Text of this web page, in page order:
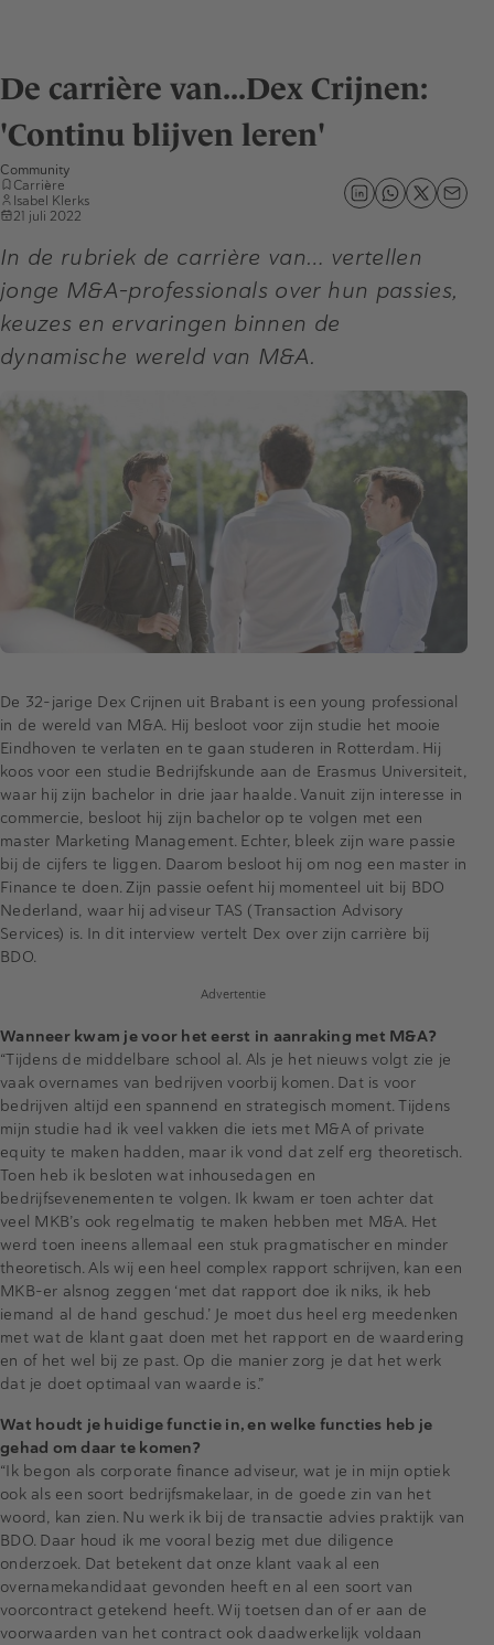
De carrière van...Dex Crijnen:
'Continu blijven leren'
Community
Carrière
Isabel Klerks
21 juli 2022
In de rubriek de carrière van… vertellen
jonge M&A-professionals over hun passies,
keuzes en ervaringen binnen de
dynamische wereld van M&A.
De 32-jarige Dex Crijnen uit Brabant is een young professional
in de wereld van M&A. Hij besloot voor zijn studie het mooie
Eindhoven te verlaten en te gaan studeren in Rotterdam. Hij
koos voor een studie Bedrijfskunde aan de Erasmus Universiteit,
waar hij zijn bachelor in drie jaar haalde. Vanuit zijn interesse in
commercie, besloot hij zijn bachelor op te volgen met een
master Marketing Management. Echter, bleek zijn ware passie
bij de cijfers te liggen. Daarom besloot hij om nog een master in
Finance te doen. Zijn passie oefent hij momenteel uit bij BDO
Nederland, waar hij adviseur TAS (Transaction Advisory
Services) is. In dit interview vertelt Dex over zijn carrière bij
BDO.
Advertentie
Wanneer kwam je voor het eerst in aanraking met M&A?
“Tijdens de middelbare school al. Als je het nieuws volgt zie je
vaak overnames van bedrijven voorbij komen. Dat is voor
bedrijven altijd een spannend en strategisch moment. Tijdens
mijn studie had ik veel vakken die iets met M&A of private
equity te maken hadden, maar ik vond dat zelf erg theoretisch.
Toen heb ik besloten wat inhousedagen en
bedrijfsevenementen te volgen. Ik kwam er toen achter dat
veel MKB’s ook regelmatig te maken hebben met M&A. Het
werd toen ineens allemaal een stuk pragmatischer en minder
theoretisch. Als wij een heel complex rapport schrijven, kan een
MKB-er alsnog zeggen ‘met dat rapport doe ik niks, ik heb
iemand al de hand geschud.’ Je moet dus heel erg meedenken
met wat de klant gaat doen met het rapport en de waardering
en of het wel bij ze past. Op die manier zorg je dat het werk
dat je doet optimaal van waarde is.”
Wat houdt je huidige functie in, en welke functies heb je
gehad om daar te komen?
“Ik begon als corporate finance adviseur, wat je in mijn optiek
ook als een soort bedrijfsmakelaar, in de goede zin van het
woord, kan zien. Nu werk ik bij de transactie advies praktijk van
BDO. Daar houd ik me vooral bezig met due diligence
onderzoek. Dat betekent dat onze klant vaak al een
overnamekandidaat gevonden heeft en al een soort van
voorcontract getekend heeft. Wij toetsen dan of er aan de
voorwaarden van het contract ook daadwerkelijk voldaan